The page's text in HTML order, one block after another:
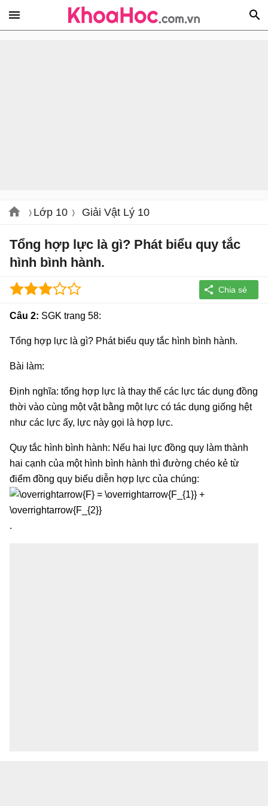
Lớp 10 Giải Vật Lý 10
Tổng hợp lực là gì? Phát biểu quy tắc
hình bình hành.
Câu 2: SGK trang 58:
Tổng hợp lực là gì? Phát biểu quy tắc hình bình hành.
Bài làm:
Định nghĩa: tổng hợp lực là thay thế các lực tác dụng đồng
thời vào cùng một vật bằng một lực có tác dụng giống hệt
như các lực ấy, lực này gọi là hợp lực.
Quy tắc hình bình hành: Nếu hai lực đồng quy làm thành
hai cạnh của một hình bình hành thì đường chéo kẻ từ
điểm đồng quy biểu diễn hợp lực của chúng:
.